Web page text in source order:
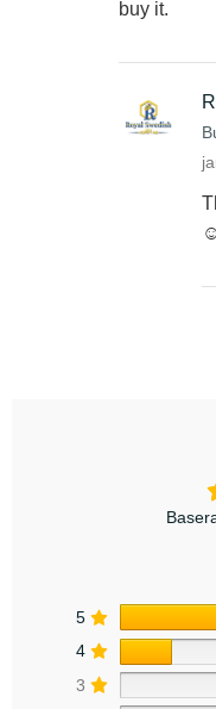
buy it.
☺️
5
4
3